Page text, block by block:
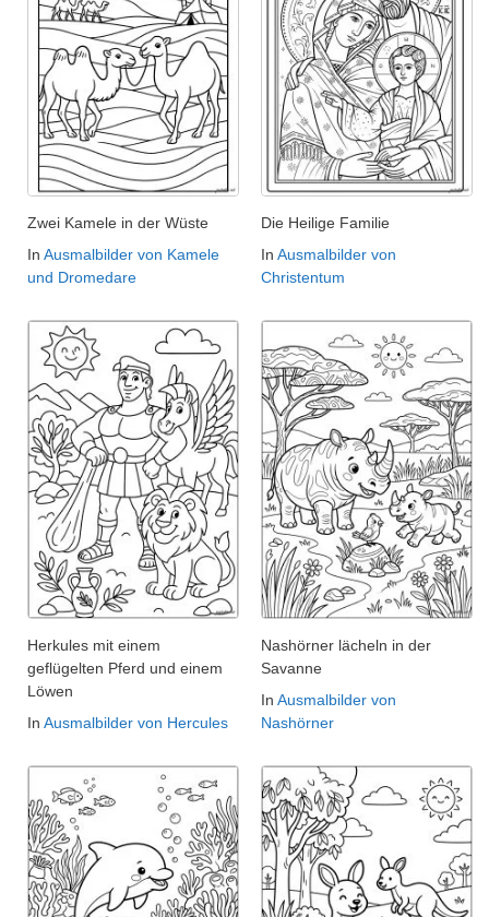
Zwei Kamele in der Wüste
In Ausmalbilder von Kamele
und Dromedare
Die Heilige Familie
In Ausmalbilder von
Christentum
Herkules mit einem
geflügelten Pferd und einem
Löwen
In Ausmalbilder von Hercules
Nashörner lächeln in der
Savanne
In Ausmalbilder von
Nashörner